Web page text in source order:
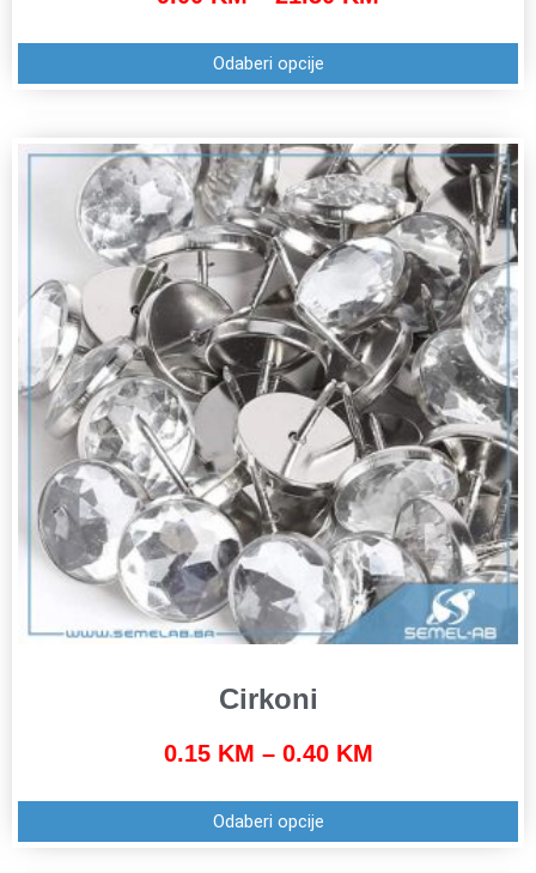
Odaberi opcije
Cirkoni
0.15 KM – 0.40 KM
Odaberi opcije